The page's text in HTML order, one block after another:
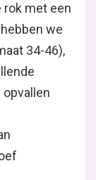
rok met een
we
34-46),